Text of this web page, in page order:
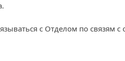
с Отделом по связям